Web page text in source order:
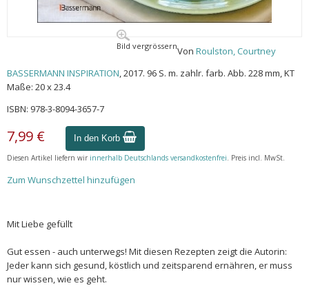
Bild vergrössernVon Roulston, Courtney
BASSERMANN INSPIRATION, 2017. 96 S. m. zahlr. farb. Abb. 228 mm, KT
Maße: 20 x 23.4
ISBN: 978-3-8094-3657-7
7,99 € In den Korb
Diesen Artikel liefern wir innerhalb Deutschlands versandkostenfrei. Preis incl. MwSt.
Zum Wunschzettel hinzufügen
Mit Liebe gefüllt
Gut essen - auch unterwegs! Mit diesen Rezepten zeigt die Autorin:
Jeder kann sich gesund, köstlich und zeitsparend ernähren, er muss
nur wissen, wie es geht.